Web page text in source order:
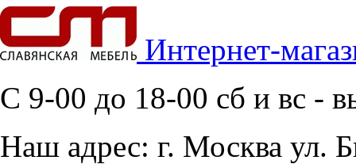
Интернет-
C 9-00 до 18-00 сб и вс -
Наш адрес: г. Москва ул.